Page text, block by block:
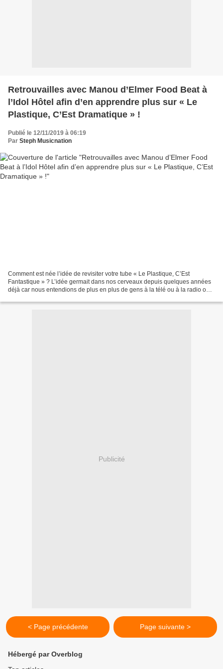
Retrouvailles avec Manou d’Elmer Food Beat à
l’Idol Hôtel afin d’en apprendre plus sur « Le
Plastique, C’Est Dramatique » !
Publié le 12/11/2019 à 06:19
Par Steph Musicnation
Comment est née l’idée de revisiter votre tube « Le Plastique, C’Est
Fantastique » ? L’idée germait dans nos cerveaux depuis quelques années
déjà car nous entendions de plus en plus de gens à la télé ou à la radio ou
Publicité
< Page précédente Page suivante >
Hébergé par Overblog